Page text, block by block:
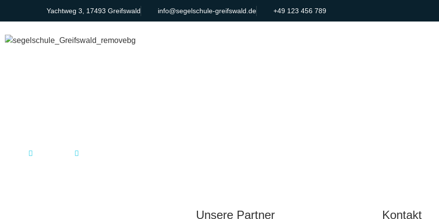
Yachtweg 3, 17493 Greifswald info@segelschule-greifswald.de +49 123 456 789
Unsere Partner Kontakt